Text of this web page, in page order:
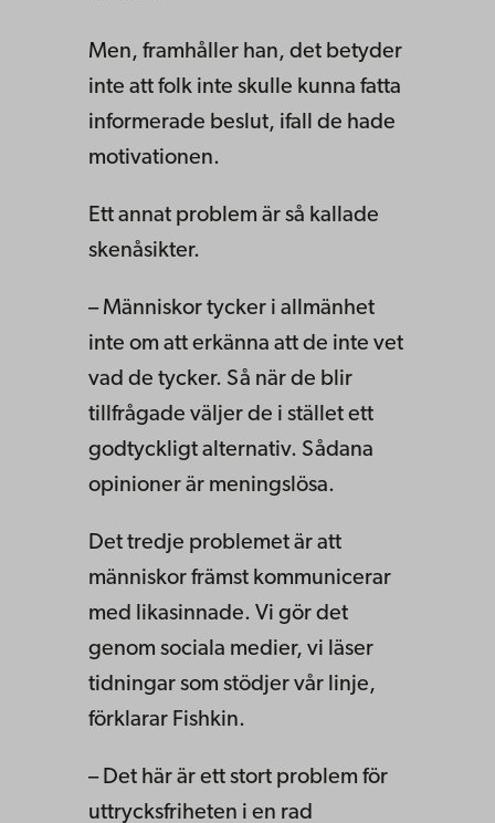
Men, framhåller han, det betyder
inte att folk inte skulle kunna fatta
informerade beslut, ifall de hade
motivationen.
Ett annat problem är så kallade
skenåsikter.
– Människor tycker i allmänhet
inte om att erkänna att de inte vet
vad de tycker. Så när de blir
tillfrågade väljer de i stället ett
godtyckligt alternativ. Sådana
opinioner är meningslösa.
Det tredje problemet är att
människor främst kommunicerar
med likasinnade. Vi gör det
genom sociala medier, vi läser
tidningar som stödjer vår linje,
förklarar Fishkin.
– Det här är ett stort problem för
uttrycksfriheten i en rad